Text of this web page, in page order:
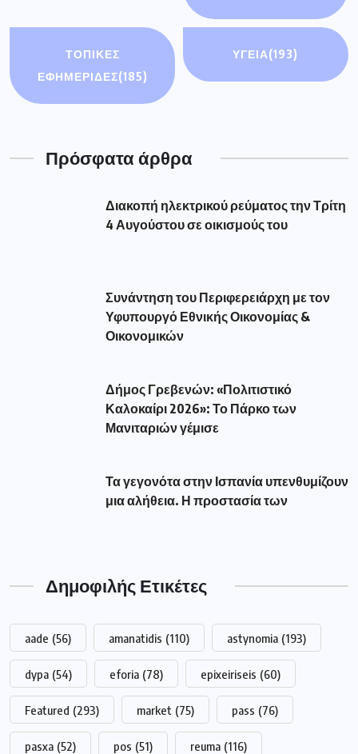
ΤΟΠΙΚΕΣ
ΕΦΗΜΕΡΙΔΕΣ(185)
ΥΓΕΙΑ(193)
Πρόσφατα άρθρα
Διακοπή ηλεκτρικού ρεύματος την Τρίτη
4 Αυγούστου σε οικισμούς του
Συνάντηση του Περιφερειάρχη με τον
Υφυπουργό Εθνικής Οικονομίας &
Οικονομικών
Δήμος Γρεβενών: «Πολιτιστικό
Καλοκαίρι 2026»: Το Πάρκο των
Μανιταριών γέμισε
Τα γεγονότα στην Ισπανία υπενθυμίζουν
μια αλήθεια. Η προστασία των
Δημοφιλής Ετικέτες
aade (56) amanatidis (110) astynomia (193)
dypa (54) eforia (78) epixeiriseis (60)
Featured (293) market (75) pass (76)
pasxa (52) pos (51) reuma (116)